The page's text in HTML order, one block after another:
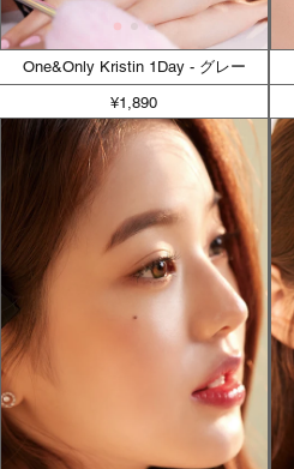
One&Only Kristin 1Day - グレー
¥1,890